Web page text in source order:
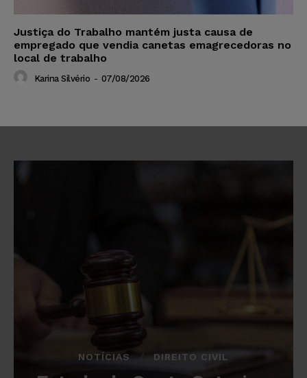
Justiça do Trabalho mantém justa causa de
empregado que vendia canetas emagrecedoras no
local de trabalho
Karina Silvério - 07/08/2026